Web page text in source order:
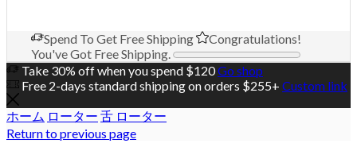
Spend To Get Free Shipping
Congratulations!
You've Got Free Shipping.
Take 30% off when you spend $120Go shop
Free 2-days standard shipping on orders $255+ Custom link
ホーム ローター 舌 ローター
Return to previous page